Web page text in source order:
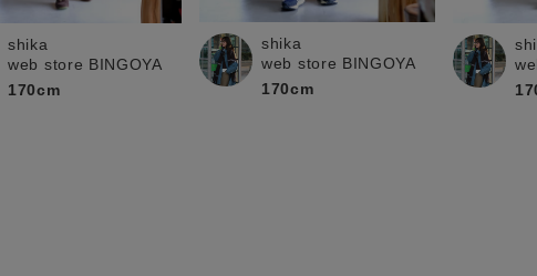
shika
web store BINGOYA
170cm
shika
web store BINGOYA
170cm